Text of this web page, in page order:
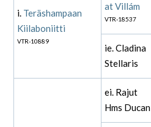
i. Teräshampaan
Kiilaboniitti
VTR-10889
at Villám
VTR-18537
ie. Cladina
Stellaris
ei. Rajut
Hms Ducan